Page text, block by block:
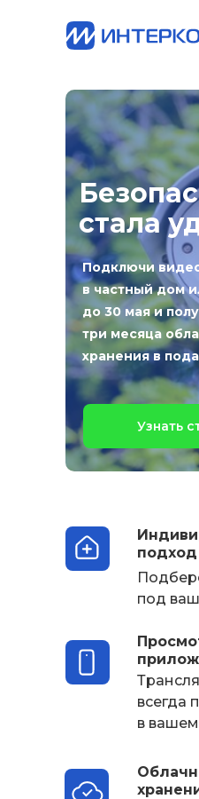
стала
Подключи
в частный дом
до 30 мая и
три месяца
хранения в
Узнать
подход
под
всегда
в